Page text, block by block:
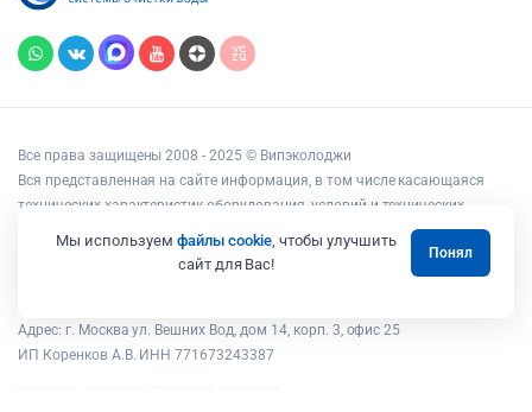
Все права защищены 2008 - 2025 © Випэколоджи
Вся представленная на сайте информация, в том числе касающаяся
технических характеристик оборудования, условий и технических
возможностей подключения, наличия на складе, стоимости товаров и
услуг, носит информационный характер и ни при каких условиях не
является публичной офертой, определяемой положениями статьи 437
Адрес: г. Москва ул. Вешних Вод, дом 14, корп. 3, офис 25
ИП Коренков А.В. ИНН 771673243387
Мы используем файлы cookie, чтобы улучшить
сайт для Вас!
Понял